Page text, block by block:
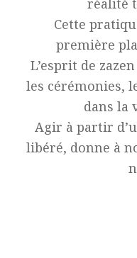
réalité
Cette
première
L’esprit de
les cérémonies,
dans la
Agir à partir
libéré, donne à